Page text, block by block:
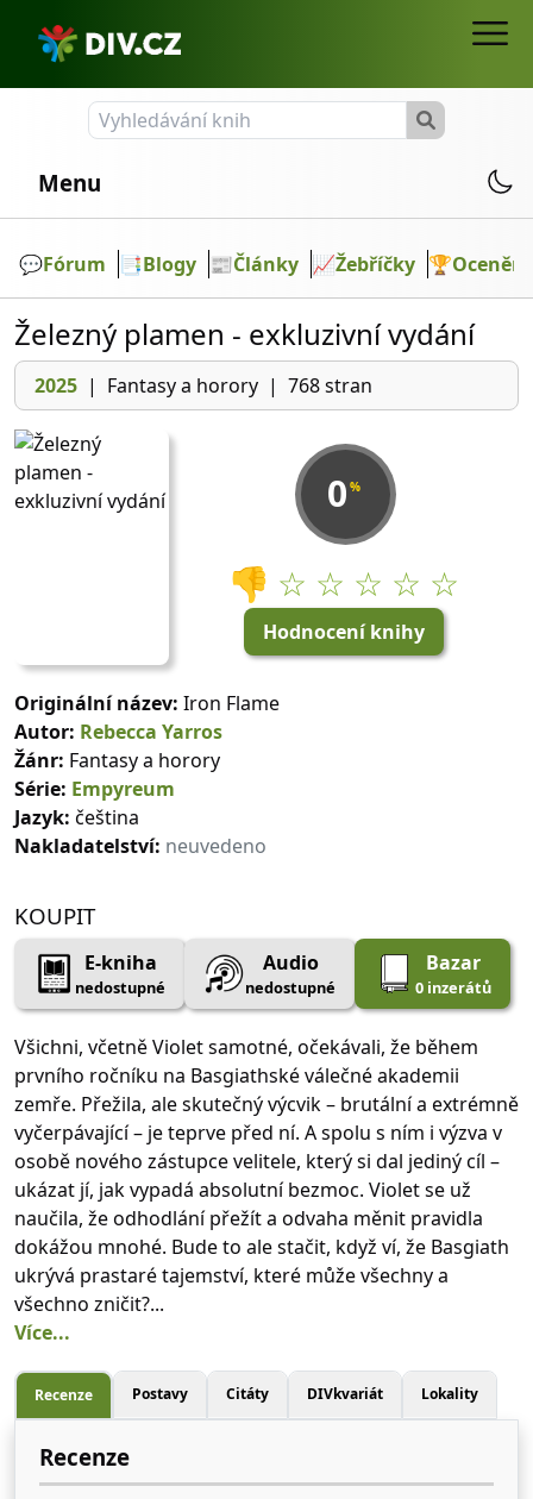
Menu
💬️Fórum 📑Blogy 📰Články 📈Žebříčky 🏆Ocenění
Železný plamen - exkluzivní vydání
2025 | Fantasy a horory | 768 stran
0 %
👎 ☆ ☆ ☆ ☆ ☆
Hodnocení knihy
Originální název: Iron Flame
Autor: Rebecca Yarros
Žánr: Fantasy a horory
Série: Empyreum
Jazyk: čeština
Nakladatelství: neuvedeno
KOUPIT
E-kniha
nedostupné
Audio
nedostupné
Bazar
0 inzerátů
Všichni, včetně Violet samotné, očekávali, že během
prvního ročníku na Basgiathské válečné akademii
zemře. Přežila, ale skutečný výcvik – brutální a extrémně
vyčerpávající – je teprve před ní. A spolu s ním i výzva v
osobě nového zástupce velitele, který si dal jediný cíl –
ukázat jí, jak vypadá absolutní bezmoc. Violet se už
naučila, že odhodlání přežít a odvaha měnit pravidla
dokážou mnohé. Bude to ale stačit, když ví, že Basgiath
ukrývá prastaré tajemství, které může všechny a
všechno zničit?...
Více...
Recenze Postavy Citáty DIVkvariát Lokality
Recenze